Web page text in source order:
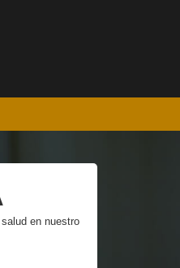
en nuestro